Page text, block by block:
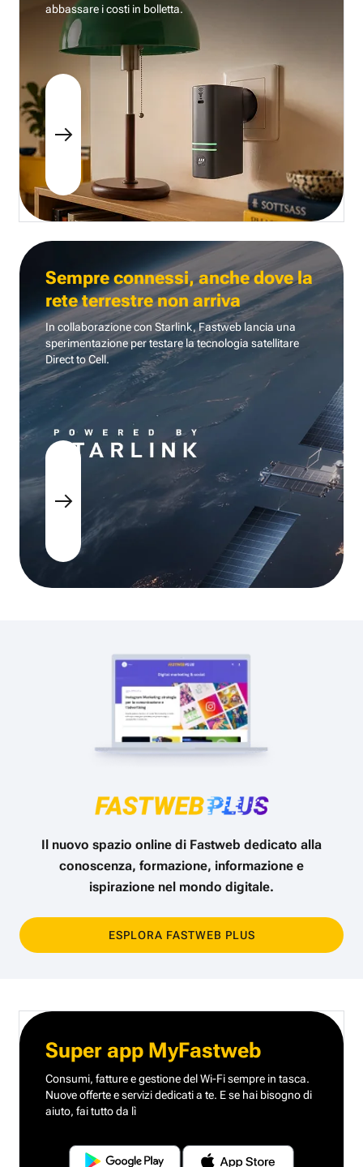
abbassare i costi in bolletta.
Sempre connessi, anche dove la
rete terrestre non arriva
In collaborazione con Starlink, Fastweb lancia una
sperimentazione per testare la tecnologia satellitare
Direct to Cell.
Il nuovo spazio online di Fastweb dedicato alla
conoscenza, formazione, informazione e
ispirazione nel mondo digitale.
ESPLORA FASTWEB PLUS
Super app MyFastweb
Consumi, fatture e gestione del Wi-Fi sempre in tasca.
Nuove offerte e servizi dedicati a te. E se hai bisogno di
aiuto, fai tutto da lì